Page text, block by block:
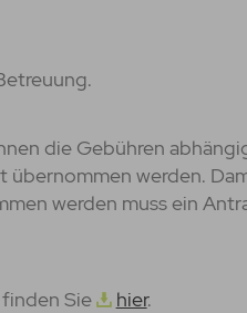
die Gebühren
übernommen werden.
werden muss ein
Sie
hier.